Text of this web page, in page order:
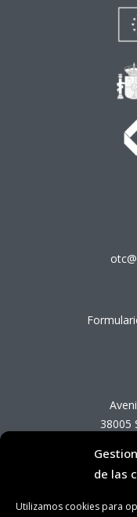
de las
Utilizamos cookies para
38005
Lunes a